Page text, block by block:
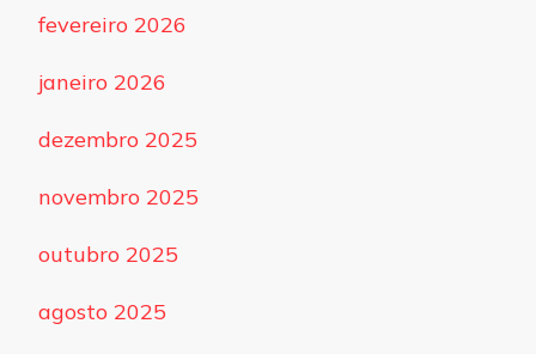
fevereiro 2026
janeiro 2026
dezembro 2025
novembro 2025
outubro 2025
agosto 2025